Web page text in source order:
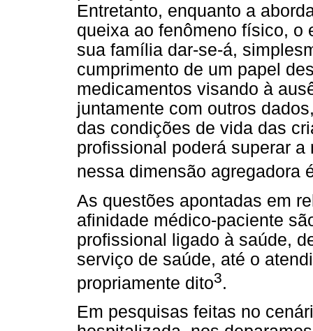
Entretanto, enquanto a
queixa ao fenômeno físico, o
sua família dar-se-á,
cumprimento de um papel
medicamentos visando à
juntamente com outros
das condições de vida das
profissional poderá superar
nessa dimensão agregadora
As questões apontadas em
afinidade médico-paciente
profissional ligado à saúde,
serviço de saúde, até o
propriamente dito3.
Em pesquisas feitas no